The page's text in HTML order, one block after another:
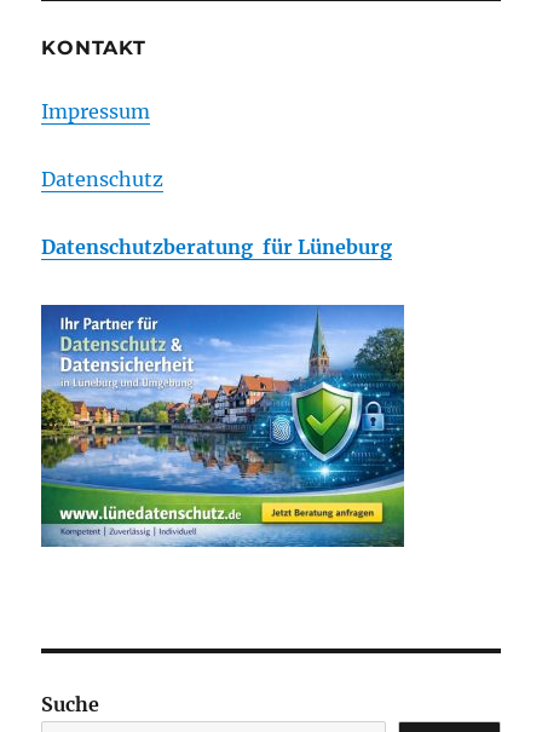
KONTAKT
Impressum
Datenschutz
Datenschutzberatung für Lüneburg
Suche